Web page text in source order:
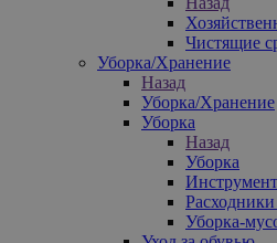
Чистящие
Уборка/Хранение
Назад
Уборка/Хранение
Уборка
Назад
Уборка
Уборка-